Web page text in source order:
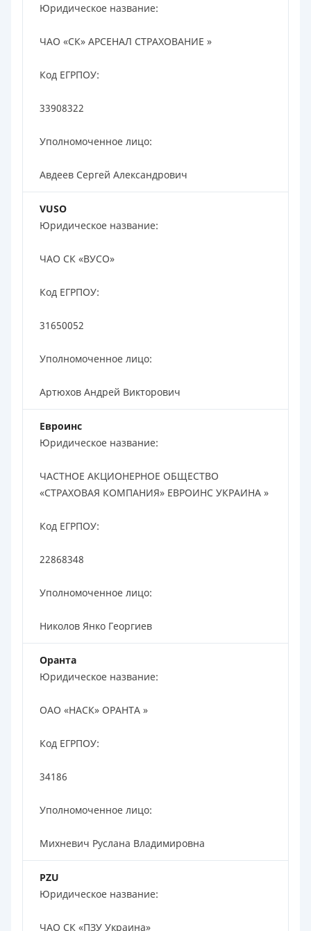
Юридическое название:
ЧАО «СК» АРСЕНАЛ СТРАХОВАНИЕ »
Код ЕГРПОУ:
33908322
Уполномоченное лицо:
Авдеев Сергей Александрович
VUSO
Юридическое название:
ЧАО СК «ВУСО»
Код ЕГРПОУ:
31650052
Уполномоченное лицо:
Артюхов Андрей Викторович
Евроинс
Юридическое название:
ЧАСТНОЕ АКЦИОНЕРНОЕ ОБЩЕСТВО
«СТРАХОВАЯ КОМПАНИЯ» ЕВРОИНС УКРАИНА »
Код ЕГРПОУ:
22868348
Уполномоченное лицо:
Николов Янко Георгиев
Оранта
Юридическое название:
ОАО «НАСК» ОРАНТА »
Код ЕГРПОУ:
34186
Уполномоченное лицо:
Михневич Руслана Владимировна
PZU
Юридическое название:
ЧАО СК «ПЗУ Украина»